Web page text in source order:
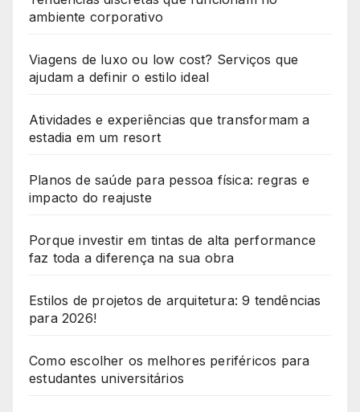
ambiente corporativo
Viagens de luxo ou low cost? Serviços que
ajudam a definir o estilo ideal
Atividades e experiências que transformam a
estadia em um resort
Planos de saúde para pessoa física: regras e
impacto do reajuste
Porque investir em tintas de alta performance
faz toda a diferença na sua obra
Estilos de projetos de arquitetura: 9 tendências
para 2026!
Como escolher os melhores periféricos para
estudantes universitários